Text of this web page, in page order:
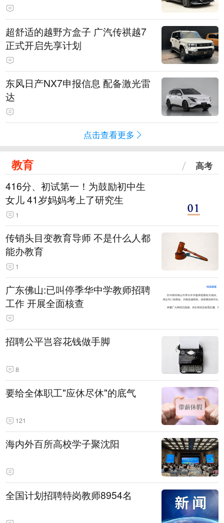
超舒适的越野方盒子 广汽传祺越7
正式开启先享计划
东风日产NX7申报信息 配备激光雷
达
点击查看更多
教育 高考
416分、初试第一！为鼓励初中生
女儿 41岁妈妈考上了研究生
1
传销头目变教育导师 不是什么人都
能办教育
1
广东佛山:已叫停季华中学教师招聘
工作 开展全面核查
招聘公平岂容花钱做手脚
8
要给全体职工"应休尽休"的底气
121
海内外百所高校学子聚沈阳
全国计划招聘特岗教师8954名